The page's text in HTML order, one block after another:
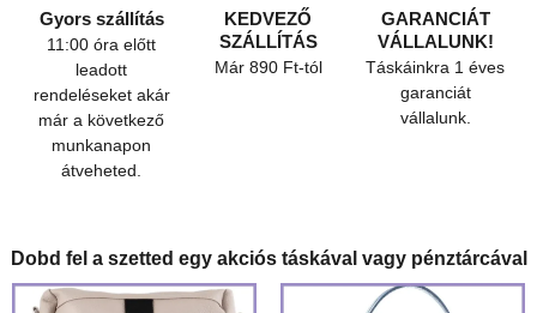
Gyors szállítás
11:00 óra előtt
leadott
rendeléseket akár
már a következő
munkanapon
átveheted.
KEDVEZŐ
SZÁLLÍTÁS
Már 890 Ft-tól
GARANCIÁT
VÁLLALUNK!
Táskáinkra 1 éves
garanciát
vállalunk.
Dobd fel a szetted egy akciós táskával vagy pénztárcával